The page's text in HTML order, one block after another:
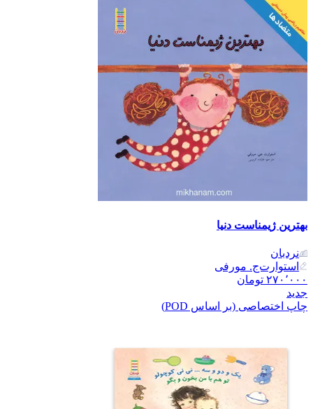
بهترین ژیمناست دنیا
نردبان
استوارت‌ج. مورفی
۲۷۰٬۰۰۰ تومان
جدید
چاپ اختصاصی (بر اساس POD)